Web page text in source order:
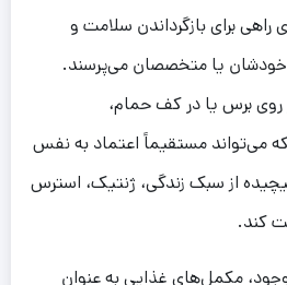
راهی برای بازگرداندن سلامت و
خودشان یا متخصصان می‌پرسند.
برس یا در کف حمام،
می‌تواند مستقیماً اعتماد به نفس
از سبک زندگی، ژنتیک، استرس
کند.
مکمل‌های غذایی به عنوان